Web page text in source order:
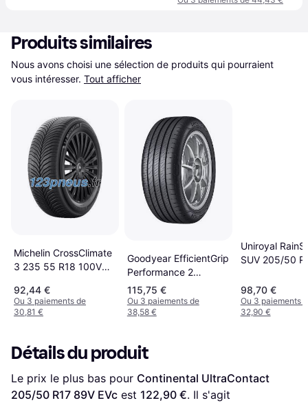
Produits similaires
Nous avons choisi une sélection de produits qui pourraient
vous intéresser. Tout afficher
Michelin CrossClimate
3 235 55 R18 100V
92,44 €
Ou 3 paiements de
30,81 €
Goodyear EfficientGrip
Performance 2
205/50 R17 89V
115,75 €
Ou 3 paiements de
38,58 €
Uniroyal
SUV 205/50
98,70 €
Ou 3 paiements
32,90 €
Détails du produit
Le prix le plus bas pour Continental UltraContact
205/50 R17 89V EVc est 122,90 €. Il s'agit